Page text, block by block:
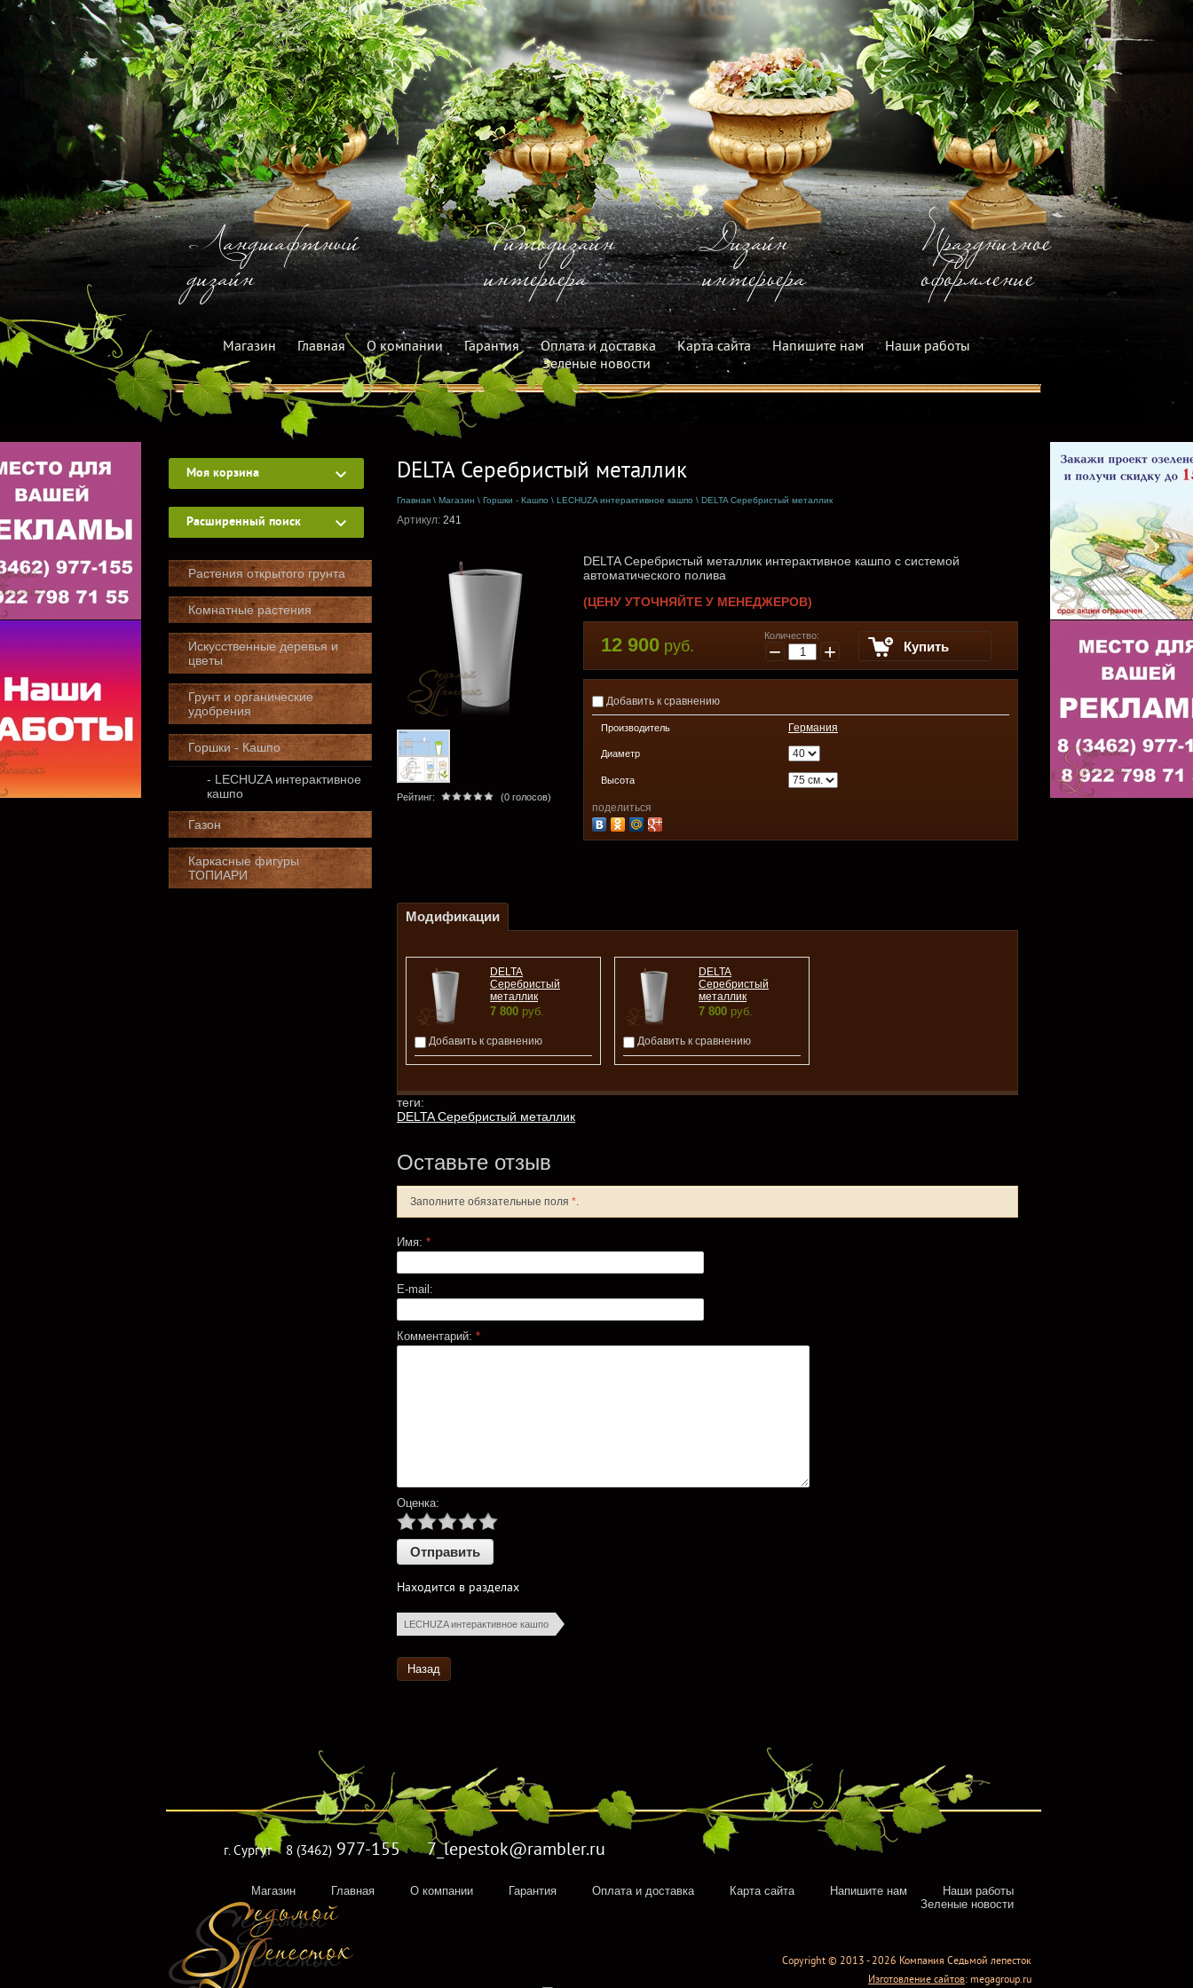
Ландшафтный
дизайн
Фитодизайн
интерьера
Дизайн
интерьера
Праздничное
оформление
Магазин Главная О компании Гарантия Оплата и доставка Карта сайта Напишите нам
Наши работы
Зеленые новости
DELTA Серебристый металлик
Главная \ Магазин \ Горшки - Кашпо \ LECHUZA интерактивное кашпо \ DELTA Серебристый металлик
Артикул: 241
Рейтинг: (0 голосов)
DELTA Серебристый металлик интерактивное кашпо с системой
автоматического полива
(ЦЕНУ УТОЧНЯЙТЕ У МЕНЕДЖЕРОВ)
12 900 руб.
Количество:
− + Купить
Добавить к сравнению
Производитель Германия
Диаметр
Высота
поделиться
Модификации
DELTA
Серебристый
металлик
7 800 руб.
Добавить к сравнению
DELTA
Серебристый
металлик
7 800 руб.
Добавить к сравнению
теги:
DELTA Серебристый металлик
Оставьте отзыв
Заполните обязательные поля *
Имя: *
E-mail:
Комментарий: *
Оценка:
Находится в разделах
LECHUZA интерактивное кашпо
Назад
Моя корзина
Расширенный поиск
Растения открытого грунта
Комнатные растения
Искусственные деревья и
цветы
Грунт и органические
удобрения
Горшки - Кашпо
- LECHUZA интерактивное
кашпо
Газон
Каркасные фигуры
ТОПИАРИ
Магазин Главная О компании Гарантия Оплата и доставка Карта сайта Напишите нам
Наши работы
Зеленые новости
г. Сургут 8 (3462) 977-155 7_lepestok@rambler.ru
Copyright © 2013 - 2026 Компания Седьмой лепесток
Изготовление сайтов: megagroup.ru